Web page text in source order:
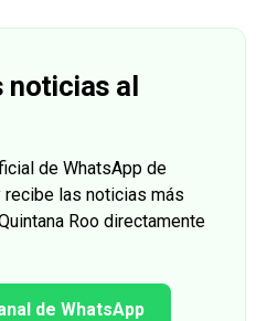
noticias al
de WhatsApp de
recibe las noticias más
Roo directamente
de WhatsApp